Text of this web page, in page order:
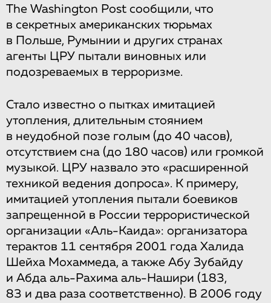
The Washington Post сообщили, что
в секретных американских тюрьмах
в Польше, Румынии и других странах
агенты ЦРУ пытали виновных или
подозреваемых в терроризме.
Стало известно о пытках имитацией
утопления, длительным стоянием
в неудобной позе голым (до 40 часов),
отсутствием сна (до 180 часов) или громкой
музыкой. ЦРУ назвало это «расширенной
техникой ведения допроса». К примеру,
имитацией утопления пытали боевиков
запрещенной в России террористической
организации «Аль-Каида»: организатора
терактов 11 сентября 2001 года Халида
Шейха Мохаммеда, а также Абу Зубайду
и Абда аль-Рахима аль-Нашири (183,
83 и два раза соответственно). В 2006 году